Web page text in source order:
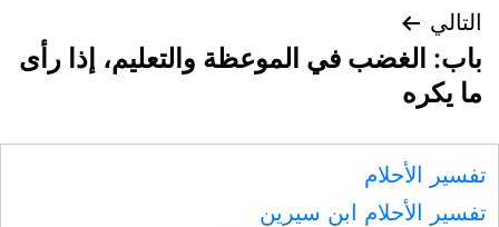
التالي
باب: الغضب في الموعظة والتعليم، إذا رأى
ما يكره
تفسير الأحلام
تفسير الأحلام ابن سيرين